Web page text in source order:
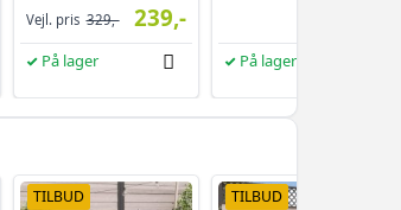
Vejl. pris 329,- 239,-
På lager På lager
TILBUD TILBUD